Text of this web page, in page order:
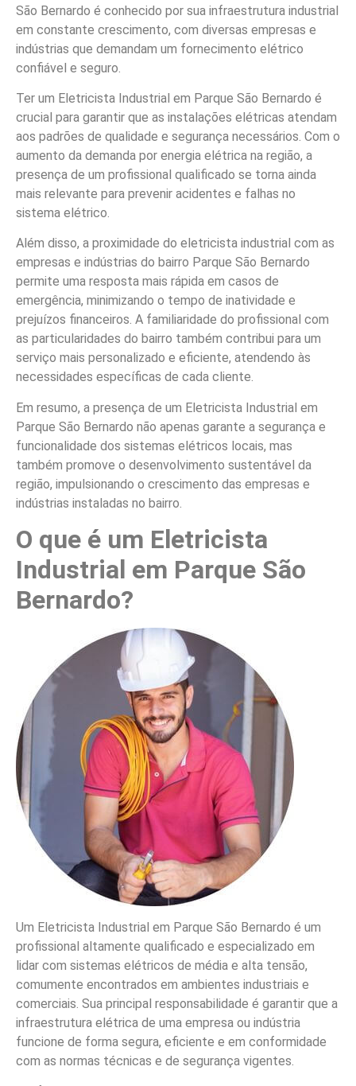
São Bernardo é conhecido por sua infraestrutura industrial
em constante crescimento, com diversas empresas e
indústrias que demandam um fornecimento elétrico
confiável e seguro.
Ter um Eletricista Industrial em Parque São Bernardo é
crucial para garantir que as instalações elétricas atendam
aos padrões de qualidade e segurança necessários. Com o
aumento da demanda por energia elétrica na região, a
presença de um profissional qualificado se torna ainda
mais relevante para prevenir acidentes e falhas no
sistema elétrico.
Além disso, a proximidade do eletricista industrial com as
empresas e indústrias do bairro Parque São Bernardo
permite uma resposta mais rápida em casos de
emergência, minimizando o tempo de inatividade e
prejuízos financeiros. A familiaridade do profissional com
as particularidades do bairro também contribui para um
serviço mais personalizado e eficiente, atendendo às
necessidades específicas de cada cliente.
Em resumo, a presença de um Eletricista Industrial em
Parque São Bernardo não apenas garante a segurança e
funcionalidade dos sistemas elétricos locais, mas
também promove o desenvolvimento sustentável da
região, impulsionando o crescimento das empresas e
indústrias instaladas no bairro.
O que é um Eletricista
Industrial em Parque São
Bernardo?
Um Eletricista Industrial em Parque São Bernardo é um
profissional altamente qualificado e especializado em
lidar com sistemas elétricos de média e alta tensão,
comumente encontrados em ambientes industriais e
comerciais. Sua principal responsabilidade é garantir que a
infraestrutura elétrica de uma empresa ou indústria
funcione de forma segura, eficiente e em conformidade
com as normas técnicas e de segurança vigentes.